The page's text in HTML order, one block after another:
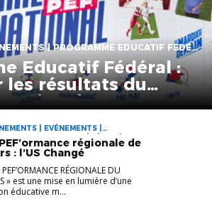
EVÉNEMENTS | EVÉNEMENTS | PROGRAMME EDUCATIF FÉDÉRAL | VIE DES CLUBS
Educatif Fédéral :
les résultats du
National
| EVÉNEMENTS |
EDUCATIF FÉDÉRAL | VIE DES
régionale de
: l’US Changé
RÉGIONALE DU
» est une mise en lumière d’une
éducative m...